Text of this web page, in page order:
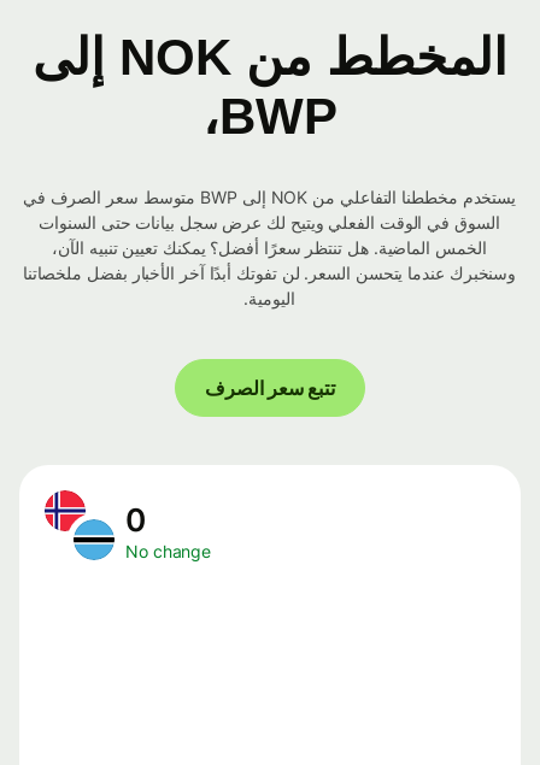
المخطط من NOK إلى
BWP،
يستخدم مخططنا التفاعلي من NOK إلى BWP متوسط ​​سعر الصرف في
السوق في الوقت الفعلي ويتيح لك عرض سجل بيانات حتى السنوات
الخمس الماضية. هل تنتظر سعرًا أفضل؟ يمكنك تعيين تنبيه الآن،
وسنخبرك عندما يتحسن السعر. لن تفوتك أبدًا آخر الأخبار بفضل ملخصاتنا
اليومية.
تتبع سعر الصرف
No change